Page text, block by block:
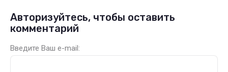
Авторизуйтесь, чтобы оставить
комментарий
Введите Ваш e-mail: